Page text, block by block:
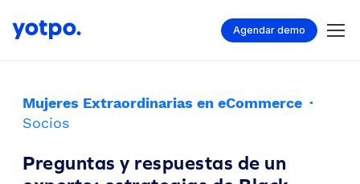
Agendar demo
Mujeres Extraordinarias en eCommerce ·
Socios
Preguntas y respuestas de un